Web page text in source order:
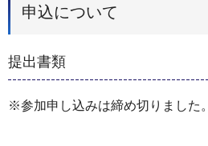
申込について
提出書類
※参加申し込みは締め切りました。